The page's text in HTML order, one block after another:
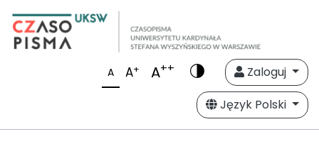
A A+ A++
Zaloguj
Język Polski